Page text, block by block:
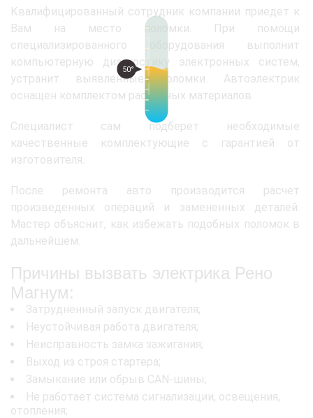
50°
Квалифицированный сотрудник компании приедет к
Вам на место поломки. При помощи
специализированного оборудования выполнит
компьютерную диагностику электронных систем,
устранит выявленные поломки. Автоэлектрик
оснащен комплектом расходных материалов.
Специалист сам подберет необходимые
качественные комплектующие с гарантией от
изготовителя.
После ремонта авто производится расчет
произведенных операций и замененных деталей.
Мастер объяснит, как избежать подобных поломок в
дальнейшем.
Причины вызвать электрика Рено
Магнум:
Затрудненный запуск двигателя;
Неустойчивая работа двигателя;
Неисправность замка зажигания;
Выход из строя стартера;
Замыкание или обрыв CAN-шины;
Не работает система сигнализации, освещения,
отопления;